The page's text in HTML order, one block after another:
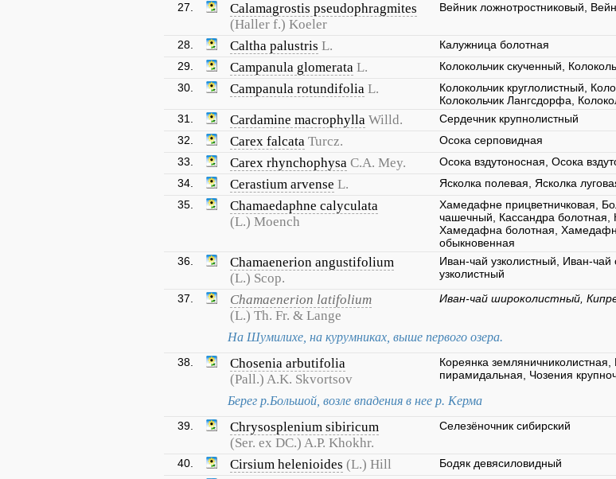
27.
Calamagrostis pseudophragmites
(Haller f.) Koeler
Вейник ложнотростниковый,
28. Caltha palustris L.
Калужница болотная
29.
Campanula glomerata L.
Колокольчик скученный,
30.
Campanula rotundifolia L.
Колокольчик круглолистный,
Колокольчик Лангсдорфа,
31.
Cardamine macrophylla Willd.
Сердечник крупнолистный
32.
Carex falcata Turcz.
Осока серповидная
33.
Carex rhynchophysa C.A. Mey.
Осока вздутоносная, Осока
34.
Cerastium arvense L.
Ясколка полевая, Ясколка
35.
Chamaedaphne calyculata
(L.) Moench
Хамедафне прицветничковая,
чашечный, Кассандра болотная,
Хамедафна болотная,
обыкновенная
36.
Chamaenerion angustifolium
(L.) Scop.
Иван-чай узколистный, Иван-
узколистный
37.
Chamaenerion latifolium
(L.) Th. Fr. & Lange
Иван-чай широколистный,
На Шумилихе, на курумниках, выше первого озера.
38.
Chosenia arbutifolia
(Pall.) A.K. Skvortsov
Кореянка
пирамидальная, Чозения
Берег р.Большой, возле впадения в нее р. Керма
39.
Chrysosplenium sibiricum
(Ser. ex DC.) A.P. Khokhr.
Селезёночник сибирский
40. Cirsium helenioides (L.) Hill
Бодяк девясиловидный